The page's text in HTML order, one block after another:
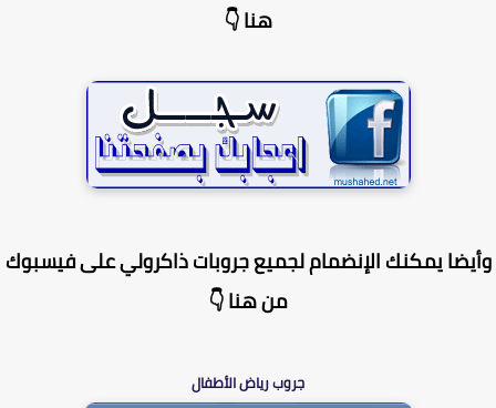
هنا 👇
يمكنك الإنضمام لجميع جروبات ذاكرولي على فيسبوك
من هنا 👇
جروب رياض الأطفال